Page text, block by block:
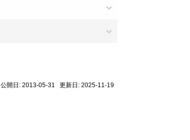
公開日: 2013-05-31 更新日: 2025-11-19